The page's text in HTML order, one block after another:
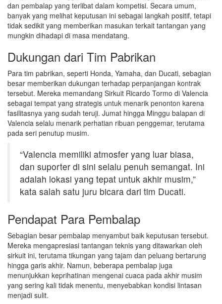
dan pembalap yang terlibat dalam kompetisi. Secara umum,
banyak yang melihat keputusan ini sebagai langkah positif, tetapi
tidak sedikit yang memberikan masukan terkait tantangan yang
mungkin dihadapi di masa mendatang.
Dukungan dari Tim Pabrikan
Para tim pabrikan, seperti Honda, Yamaha, dan Ducati, sebagian
besar memberikan dukungan terhadap perpanjangan kontrak
tersebut. Mereka memandang Sirkuit Ricardo Tormo di Valencia
sebagai tempat yang strategis untuk menarik penonton karena
fasilitasnya yang sudah teruji. Jumat hingga Minggu balapan di
Valencia selalu menarik perhatian ribuan penggemar, terutama
pada seri penutup musim.
“Valencia memiliki atmosfer yang luar biasa,
dan suporter di sini selalu penuh semangat. Ini
adalah lokasi yang tepat untuk akhir musim,”
kata salah satu juru bicara dari tim Ducati.
Pendapat Para Pembalap
Sebagian besar pembalap menyambut baik keputusan tersebut.
Mereka mengapresiasi tantangan teknis yang ditawarkan oleh
sirkuit ini, terutama tikungan yang tajam dan peluang bertarung
hingga garis akhir. Namun, beberapa pembalap juga
menunjukkan keprihatinan mengenai cuaca pada akhir musim
yang sering kali tidak menentu, menyebabkan kondisi lintasan
menjadi sulit.